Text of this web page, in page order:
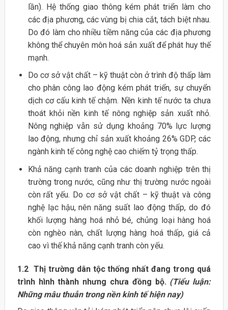
lần). Hệ thống giao thông kém phát triển làm cho
các địa phương, các vùng bị chia cắt, tách biệt nhau.
Do đó làm cho nhiều tiềm năng của các địa phương
không thể chuyên môn hoá sản xuất để phát huy thế
mạnh.
Do cơ sở vật chất – kỹ thuật còn ở trình độ thấp làm
cho phân công lao động kém phát triển, sự chuyển
dịch cơ cấu kinh tế chậm. Nền kinh tế nước ta chưa
thoát khỏi nền kinh tế nông nghiệp sản xuất nhỏ.
Nông nghiệp vẫn sử dụng khoảng 70% lực lượng
lao động, nhưng chỉ sản xuất khoảng 26% GDP, các
ngành kinh tế công nghệ cao chiếm tỷ trọng thấp.
Khả năng cạnh tranh của các doanh nghiệp trên thị
trường trong nước, cũng như thị trường nước ngoài
còn rất yếu. Do cơ sở vật chất – kỹ thuật và công
nghệ lạc hậu, nên năng suất lao động thấp, do đó
khối lượng hàng hoá nhỏ bé, chủng loại hàng hoá
còn nghèo nàn, chất lượng hàng hoá thấp, giá cả
cao vì thế khả năng cạnh tranh còn yếu.
1.2 Thị trường dân tộc thống nhất đang trong quá
trình hình thành nhưng chưa đồng bộ. (Tiểu luận:
Những mâu thuẫn trong nền kinh tế hiện nay)